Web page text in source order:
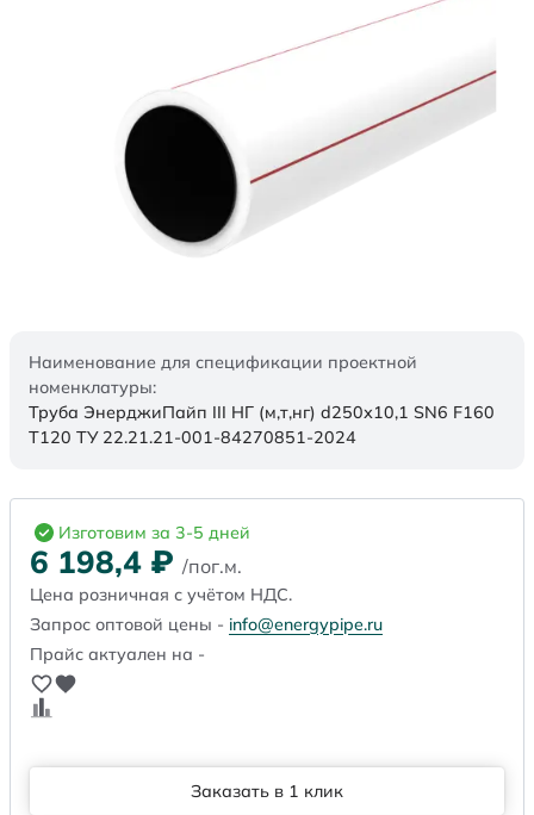
Наименование для спецификации проектной
номенклатуры:
Труба ЭнерджиПайп III НГ (м,т,нг) d250х10,1 SN6 F160
Т120 ТУ 22.21.21-001-84270851-2024
Изготовим за 3-5 дней
6 198,4 ₽ /пог.м.
Цена розничная с учётом НДС.
Запрос оптовой цены - info@energypipe.ru
Прайс актуален на -
Заказать в 1 клик